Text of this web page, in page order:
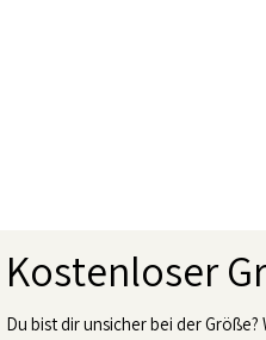
Kostenloser
Du bist dir unsicher bei der